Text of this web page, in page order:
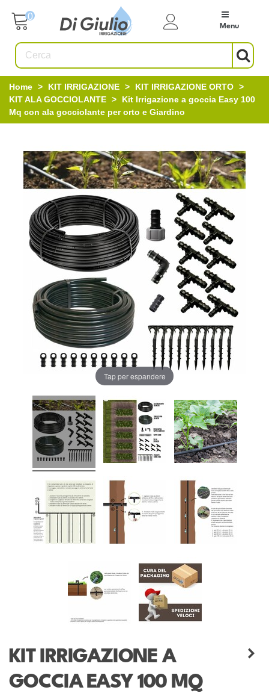
0
Menu
Home > KIT IRRIGAZIONE > KIT IRRIGAZIONE ORTO >
KIT ALA GOCCIOLANTE >
Kit Irrigazione a goccia Easy 100
Mq con ala gocciolante per orto e Giardino
Tap per espandere
KIT IRRIGAZIONE A
GOCCIA EASY 100 MQ